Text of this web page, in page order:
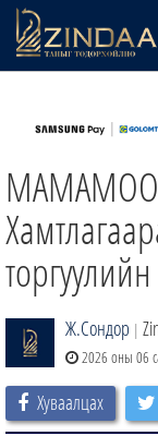
ТВ8
ӨГЛӨӨНИЙ СОНИН
Ж.Сондор |
2026 оны 06
Хуваалцах